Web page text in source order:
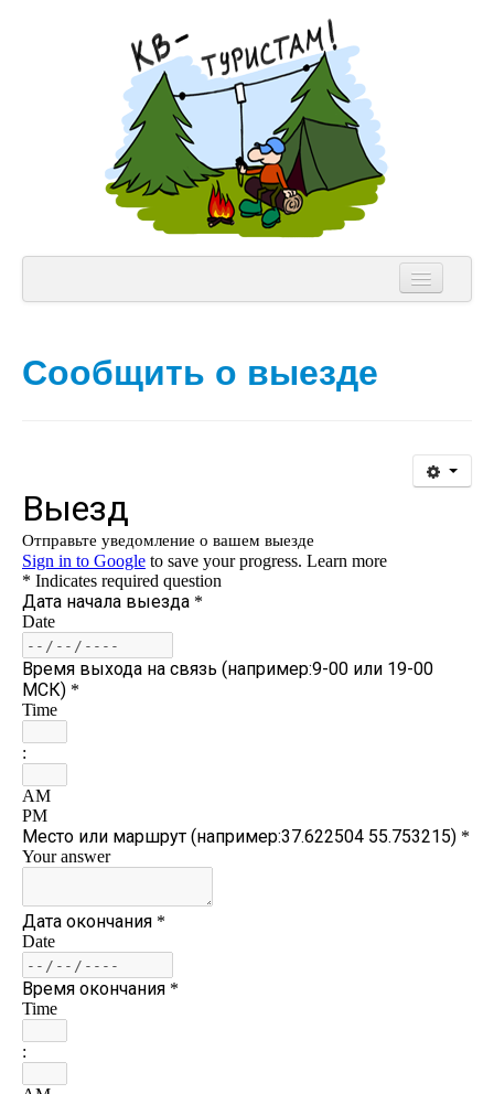
Аппаратура
Статьи
Эксперименты
География
КВ шлюзы
Медиа
Обратная связь
Сообщить о выезде